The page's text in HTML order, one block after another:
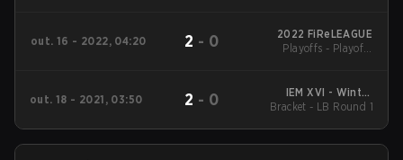
out. 16 - 2022, 04:20 2 - 0
2022 FiReLEAGUE
Playoffs - Playoffs
out. 18 - 2021, 03:50 2 - 0
IEM XVI - Winter
Qualifiers EU
Bracket - LB Round 1